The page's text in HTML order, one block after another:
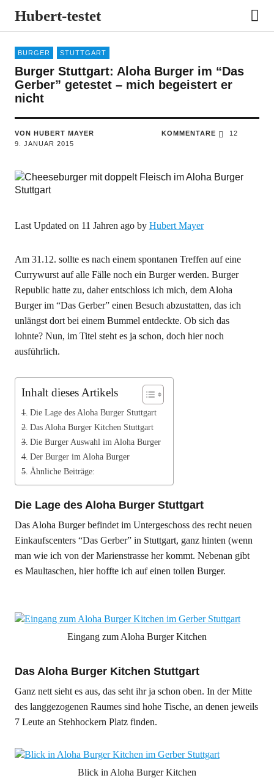
Hubert-testet
BURGER STUTTGART
Burger Stuttgart: Aloha Burger im “Das
Gerber” getestet – mich begeistert er
nicht
VON HUBERT MAYER
9. JANUAR 2015
KOMMENTARE 12
Last Updated on 11 Jahren ago by Hubert Mayer
Am 31.12. sollte es nach einem spontanen Treffen auf eine
Currywurst auf alle Fälle noch ein Burger werden. Burger
Republic hatte zu, daher entschloss ich mich, dem Aloha
Burger im “Das Gerber” einen Besuch abzustatten, das ich
unlängst dort bei einem Bummel entdeckte. Ob sich das
lohnte? Nun, im Titel steht es ja schon, doch hier noch
ausführlich.
Inhalt dieses Artikels
Die Lage des Aloha Burger Stuttgart
Das Aloha Burger Kitchen Stuttgart
Die Burger Auswahl im Aloha Burger
Der Burger im Aloha Burger
Ähnliche Beiträge:
Die Lage des Aloha Burger Stuttgart
Das Aloha Burger befindet im Untergeschoss des recht neuen
Einkaufscenters “Das Gerber” in Stuttgart, ganz hinten (wenn
man wie ich von der Marienstrasse her kommt. Nebenan gibt
es Maultaschen, hier hoffte ich auf einen tollen Burger.
Eingang zum Aloha Burger Kitchen
Das Aloha Burger Kitchen Stuttgart
Ganz nett sieht es aus, das seht ihr ja schon oben. In der Mitte
des langgezogenen Raumes sind hohe Tische, an denen jeweils
7 Leute an Stehhockern Platz finden.
Blick in Aloha Burger Kitchen